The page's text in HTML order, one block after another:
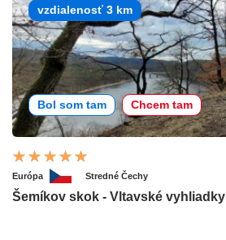
vzdialenosť 3 km
Bol som tam Chcem tam
Európa Stredné Čechy
Šemíkov skok - Vltavské vyhliadky